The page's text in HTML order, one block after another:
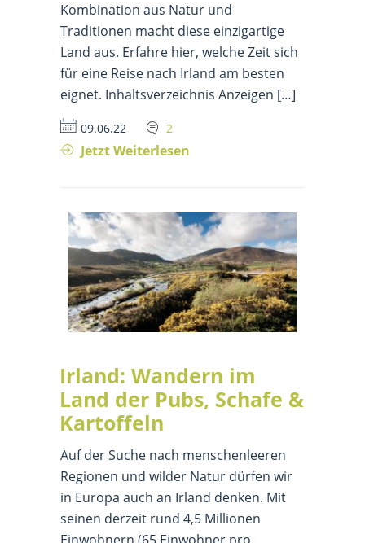
Kombination aus Natur und
Traditionen macht diese einzigartige
Land aus. Erfahre hier, welche Zeit sich
für eine Reise nach Irland am besten
eignet. Inhaltsverzeichnis Anzeigen […]
09.06.22 2
Jetzt Weiterlesen
Irland: Wandern im
Land der Pubs, Schafe &
Kartoffeln
Auf der Suche nach menschenleeren
Regionen und wilder Natur dürfen wir
in Europa auch an Irland denken. Mit
seinen derzeit rund 4,5 Millionen
Einwohnern (65 Einwohner pro